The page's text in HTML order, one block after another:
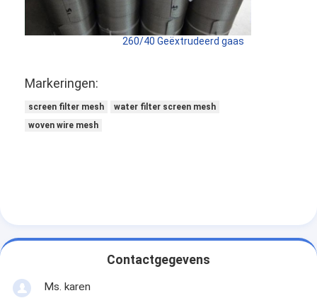
Thuis
Over ons
Fabrieksreis
260/40 Geëxtrudeerd gaas
Markeringen:
screen filter mesh
water filter screen mesh
woven wire mesh
Contactgegevens
Ms. karen